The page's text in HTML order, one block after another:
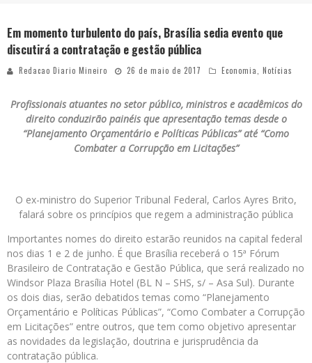
Em momento turbulento do país, Brasília sedia evento que
discutirá a contratação e gestão pública
Redacao Diario Mineiro 26 de maio de 2017 Economia Notícias
Profissionais atuantes no setor público, ministros e acadêmicos do
direito conduzirão painéis que apresentação temas desde o
“Planejamento Orçamentário e Políticas Públicas” até “Como
Combater a Corrupção em Licitações”
O ex-ministro do Superior Tribunal Federal, Carlos Ayres Brito,
falará sobre os princípios que regem a administração pública
Importantes nomes do direito estarão reunidos na capital federal
nos dias 1 e 2 de junho. É que Brasília receberá o 15ª Fórum
Brasileiro de Contratação e Gestão Pública, que será realizado no
Windsor Plaza Brasília Hotel (BL N – SHS, s/ – Asa Sul). Durante
os dois dias, serão debatidos temas como “Planejamento
Orçamentário e Políticas Públicas”, “Como Combater a Corrupção
em Licitações” entre outros, que tem como objetivo apresentar
as novidades da legislação, doutrina e jurisprudência da
contratação pública.